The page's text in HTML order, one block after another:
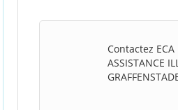
Contactez ECA
ASSISTANCE